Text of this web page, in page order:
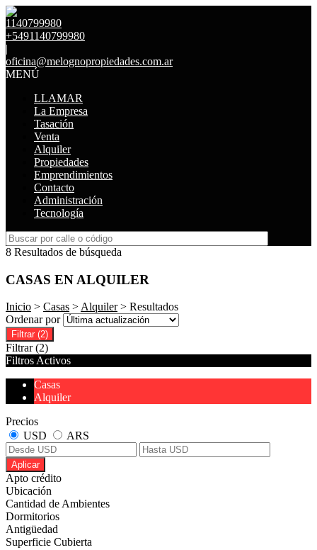
1140799980
+5491140799980
|
oficina@melognopropiedades.com.ar
MENÚ
LLAMAR
La Empresa
Tasación
Venta
Alquiler
Propiedades
Emprendimientos
Contacto
Administración
Tecnología
8 Resultados de búsqueda
CASAS EN ALQUILER
Inicio > Casas >Alquiler> Resultados
Ordenar por
Filtrar (2)
Filtrar (2)
Filtros Activos
Casas
Alquiler
Precios
USD
ARS
Aplicar
Apto crédito
Ubicación
Cantidad de Ambientes
Dormitorios
Antigüedad
Superficie Cubierta